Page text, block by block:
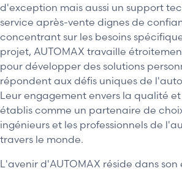
d'exception mais aussi un support
service après-vente dignes de
concentrant sur les besoins
projet, AUTOMAX travaille
pour développer des solutions
répondent aux défis uniques de
Leur engagement envers la qualité
établis comme un partenaire de
ingénieurs et les professionnels de
travers le monde.
L'avenir d'AUTOMAX réside dans